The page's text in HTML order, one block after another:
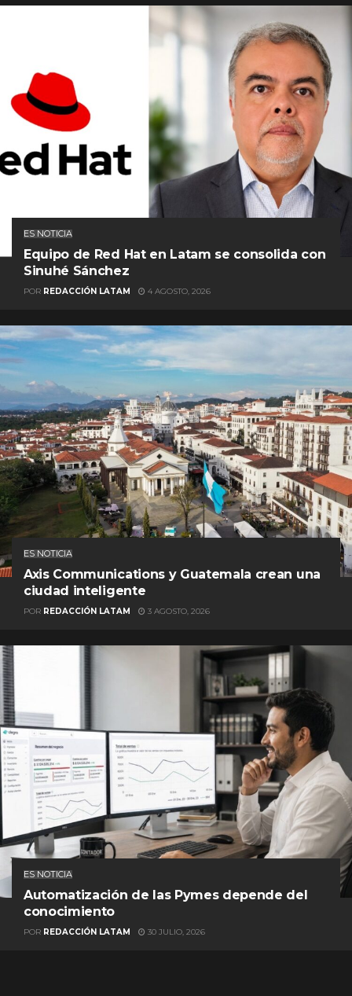
ES NOTICIA
Equipo de Red Hat en Latam se consolida con
Sinuhé Sánchez
POR REDACCIÓN LATAM 4 AGOSTO, 2026
ES NOTICIA
Axis Communications y Guatemala crean una
ciudad inteligente
POR REDACCIÓN LATAM 3 AGOSTO, 2026
ES NOTICIA
Automatización de las Pymes depende del
conocimiento
POR REDACCIÓN LATAM 30 JULIO, 2026